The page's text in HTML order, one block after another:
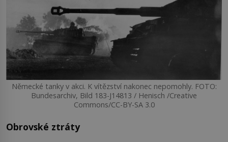
Německé tanky v akci. K vítězství nakonec nepomohly. FOTO:
Bundesarchiv, Bild 183-J14813 / Henisch /Creative
Commons/CC-BY-SA 3.0
Obrovské ztráty